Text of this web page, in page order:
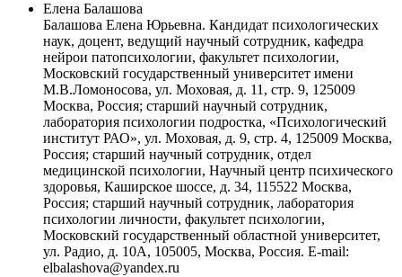
Елена Балашова
Балашова Елена Юрьевна. Кандидат психологических
наук, доцент, ведущий научный сотрудник, кафедра
нейрои патопсихологии, факультет психологии,
Московский государственный университет имени
М.В.Ломоносова, ул. Моховая, д. 11, стр. 9, 125009
Москва, Россия; старший научный сотрудник,
лаборатория психологии подростка, «Психологический
институт РАО», ул. Моховая, д. 9, стр. 4, 125009 Москва,
Россия; старший научный сотрудник, отдел
медицинской психологии, Научный центр психического
здоровья, Каширское шоссе, д. 34, 115522 Москва,
Россия; старший научный сотрудник, лаборатория
психологии личности, факультет психологии,
Московский государственный областной университет,
ул. Радио, д. 10А, 105005, Москва, Россия. Е-mail:
elbalashova@yandex.ru